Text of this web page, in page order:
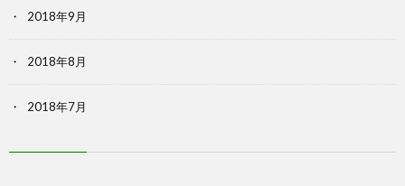
2018年9月
2018年8月
2018年7月